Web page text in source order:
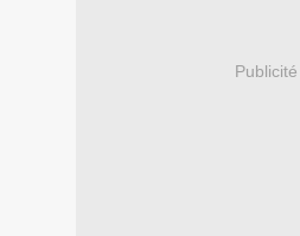
Publicité